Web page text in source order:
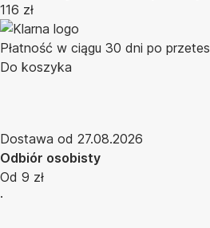
116 zł
Płatność w ciągu 30 dni po
Do koszyka
Dostawa od 27.08.2026
Odbiór osobisty
Od 9 zł
·